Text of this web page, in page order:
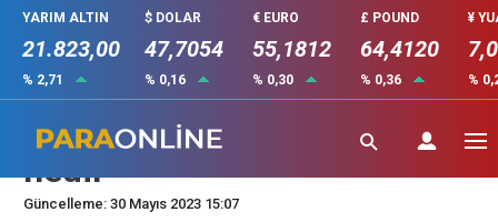
YARIM ALTIN
21.823,00
% 2,71
$ DOLAR
47,7054
% 0,16
€ EURO
55,1812
% 0,30
£ POUND
64,4120
% 0,36
¥
%
Virman (Wire transfer)
nedir
Güncelleme: 30 Mayıs 2023 15:07